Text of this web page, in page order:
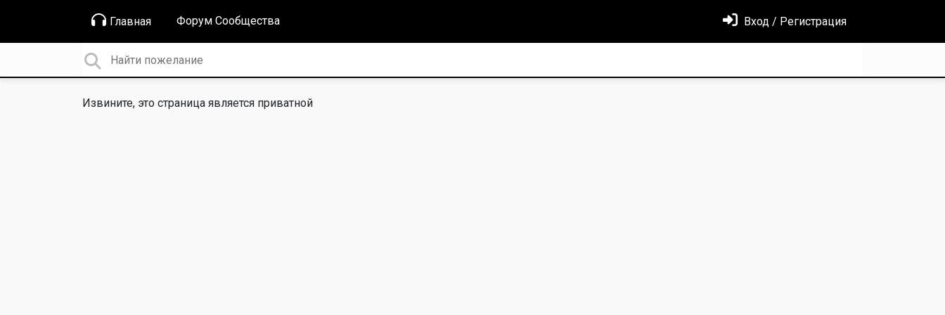
Главная Форум Сообщества Вход / Регистрация
Извините, это страница является приватной